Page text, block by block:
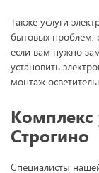
Также услуги
бытовых проблем,
если вам нужно
установить
монтаж
Комплекс
Строгино
Специалисты